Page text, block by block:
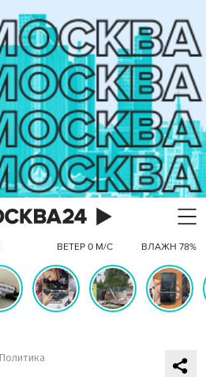
ВЕТЕР 0 М/С ВЛАЖН 78%
Политика